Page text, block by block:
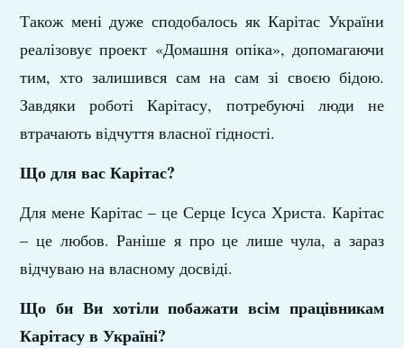
Також мені дуже сподобалось як Карітас України
реалізовує проект «Домашня опіка», допомагаючи
тим, хто залишився сам на сам зі своєю бідою.
Завдяки роботі Карітасу, потребуючі люди не
втрачають відчуття власної гідності.
Що для вас Карітас?
Для мене Карітас – це Серце Ісуса Христа. Карітас
– це любов. Раніше я про це лише чула, а зараз
відчуваю на власному досвіді.
Що би Ви хотіли побажати всім працівникам
Карітасу в Україні?